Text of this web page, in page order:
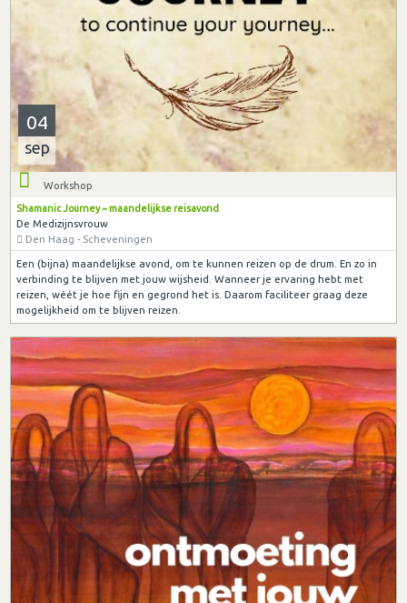
04
sep
Workshop
Shamanic Journey ~ maandelijkse reisavond
De Medizijnsvrouw
Den Haag - Scheveningen
Een (bijna) maandelijkse avond, om te kunnen reizen op de drum. En zo in
verbinding te blijven met jouw wijsheid. Wanneer je ervaring hebt met
reizen, wéét je hoe fijn en gegrond het is. Daarom faciliteer graag deze
mogelijkheid om te blijven reizen.